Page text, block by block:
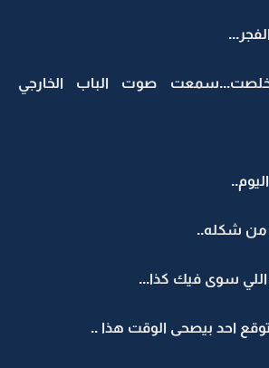
صوت الباب الخارجي
من شكله..
سوى فيك كذا...
احد بيصحى الوقت هذا ..